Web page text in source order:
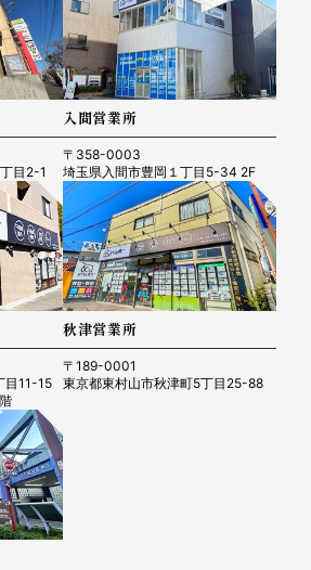
目2-1
入間営業所
〒358-0003
埼玉県入間市豊岡１丁目5-34 2F
目11-15
秋津営業所
〒189-0001
東京都東村山市秋津町5丁目25-88